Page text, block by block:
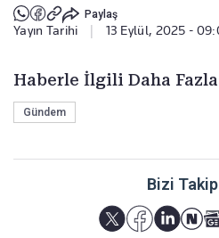
Paylaş
Yayın Tarihi 13 Eylül, 2025 -
Haberle İlgili Daha
Gündem
Bizi